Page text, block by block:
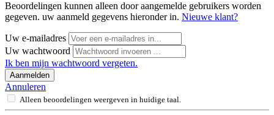
Beoordelingen kunnen alleen door aangemelde gebruikers worden
gegeven. uw aanmeld gegevens hieronder in. Nieuwe klant?
Uw e-mailadres
Uw wachtwoord
Ik ben mijn wachtwoord vergeten.
Aanmelden
Annuleren
Alleen beoordelingen weergeven in huidige taal.